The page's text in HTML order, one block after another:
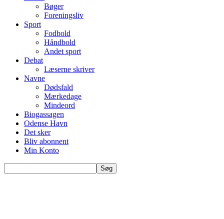
Bøger
Foreningsliv
Sport
Fodbold
Håndbold
Andet sport
Debat
Læserne skriver
Navne
Dødsfald
Mærkedage
Mindeord
Biogassagen
Odense Havn
Det sker
Bliv abonnent
Min Konto